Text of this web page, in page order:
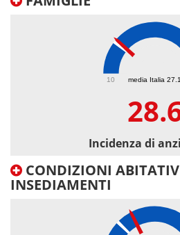
media Italia 27.1
10
Incidenza di
CONDIZIONI
INSEDIAMENTI